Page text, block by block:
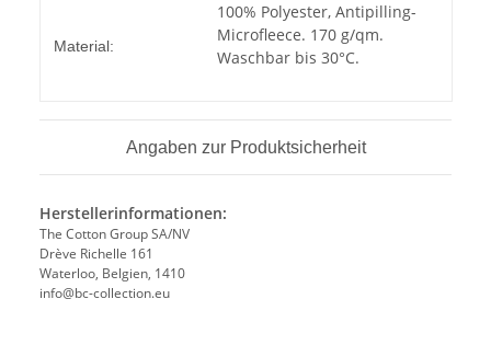
Material:
100% Polyester, Antipilling-
Microfleece. 170 g/qm.
Waschbar bis 30°C.
Angaben zur Produktsicherheit
Herstellerinformationen:
The Cotton Group SA/NV
Drève Richelle 161
Waterloo, Belgien, 1410
info@bc-collection.eu